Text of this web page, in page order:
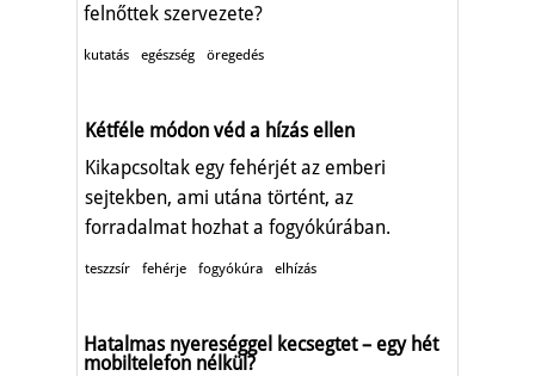
felnőttek szervezete?
kutatás egészség öregedés
Kétféle módon véd a hízás ellen
Kikapcsoltak egy fehérjét az emberi
sejtekben, ami utána történt, az
forradalmat hozhat a fogyókúrában.
teszzsír fehérje fogyókúra elhízás
Hatalmas nyereséggel kecsegtet – egy hét
mobiltelefon nélkül?